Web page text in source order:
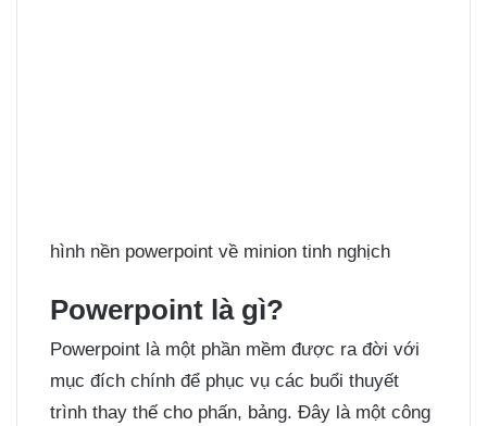
hình nền powerpoint về minion tinh nghịch
Powerpoint là gì?
Powerpoint là một phần mềm được ra đời với
mục đích chính để phục vụ các buổi thuyết
trình thay thế cho phấn, bảng. Đây là một công